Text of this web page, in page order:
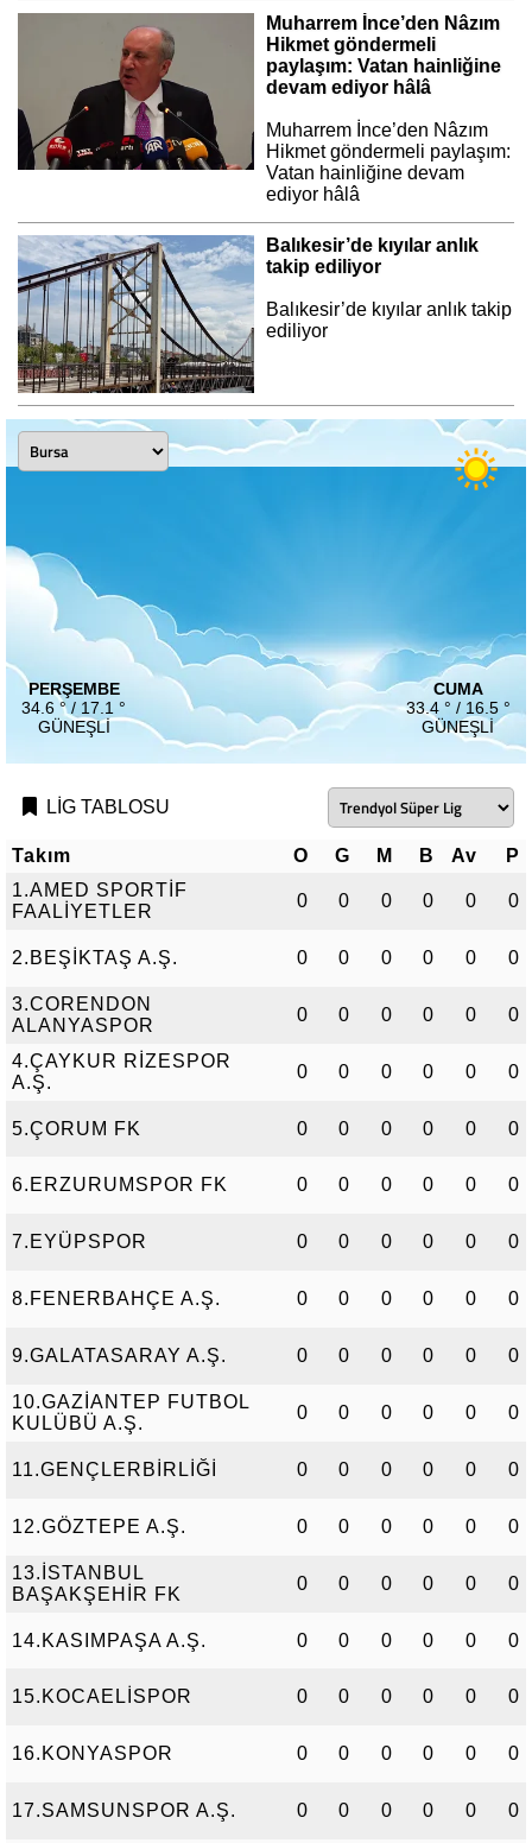
Muharrem İnce’den Nâzım
Hikmet göndermeli
paylaşım: Vatan hainliğine
devam ediyor hâlâ
Muharrem İnce’den Nâzım
Hikmet göndermeli paylaşım:
Vatan hainliğine devam
ediyor hâlâ
Balıkesir’de kıyılar anlık
takip ediliyor
Balıkesir’de kıyılar anlık takip
ediliyor
PERŞEMBE
34.6 ° / 17.1 °
GÜNEŞLI
CUMA
33.4 ° / 16.5 °
GÜNEŞLI
LİG TABLOSU
Takım O G M B Av
P
1.AMED SPORTİF
FAALİYETLER
0 0 0 0 0 0
2.BEŞİKTAŞ A.Ş. 0 0 0 0 0 0
3.CORENDON
ALANYASPOR
0 0 0 0 0 0
4.ÇAYKUR RİZESPOR
A.Ş.
0 0 0 0 0 0
5.ÇORUM FK 0 0 0 0 0 0
6.ERZURUMSPOR FK 0 0 0 0 0 0
7.EYÜPSPOR 0 0 0 0 0 0
8.FENERBAHÇE A.Ş. 0 0 0 0 0 0
9.GALATASARAY A.Ş. 0 0 0 0 0 0
10.GAZİANTEP FUTBOL
KULÜBÜ A.Ş.
0 0 0 0 0 0
11.GENÇLERBİRLİĞİ 0 0 0 0 0 0
12.GÖZTEPE A.Ş. 0 0 0 0 0 0
13.İSTANBUL
BAŞAKŞEHİR FK
0 0 0 0 0 0
14.KASIMPAŞA A.Ş. 0 0 0 0 0 0
15.KOCAELİSPOR 0 0 0 0 0 0
16.KONYASPOR 0 0 0 0 0 0
17.SAMSUNSPOR A.Ş. 0 0 0 0 0 0